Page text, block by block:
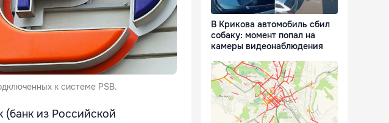
к системе PSB.
из Российской
В Крикова автомобиль сбил
собаку: момент попал на
камеры видеонаблюдения